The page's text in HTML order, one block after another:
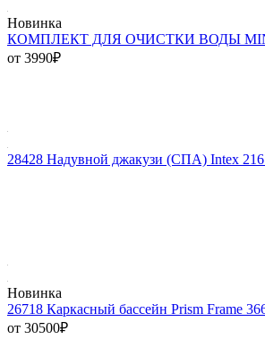
Новинка
КОМПЛЕКТ ДЛЯ ОЧИСТКИ ВОДЫ
от 3990₽
28428 Надувной джакузи (СПА) Intex 216
Новинка
26718 Каркасный бассейн Prism Frame
от 30500₽